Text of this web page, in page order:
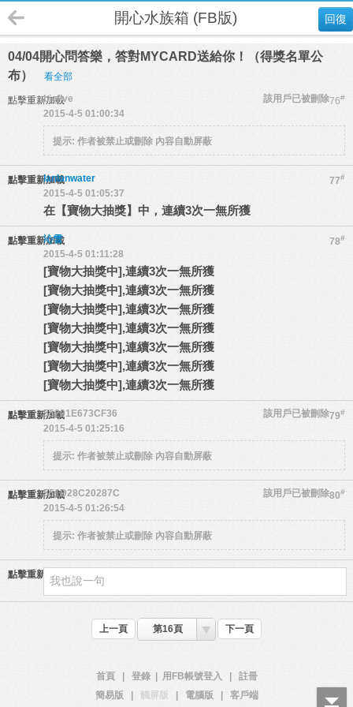
回復
開心水族箱 (FB版)
04/04開心問答樂，答對MYCARD送給你！（得獎名單公
布）
看全部
點擊重新加載 76#
biofive
該用戶已被刪除
2015-4-5 01:00:34
提示: 作者被禁止或刪除 內容自動屏蔽
點擊重新加載 77#
lanlanwater
2015-4-5 01:05:37
在【寶物大抽獎】中，連續3次一無所獲
點擊重新加載 78#
沁雪
2015-4-5 01:11:28
[寶物大抽獎中],連續3次一無所獲
[寶物大抽獎中],連續3次一無所獲
[寶物大抽獎中],連續3次一無所獲
[寶物大抽獎中],連續3次一無所獲
[寶物大抽獎中],連續3次一無所獲
[寶物大抽獎中],連續3次一無所獲
[寶物大抽獎中],連續3次一無所獲
點擊重新加載 79#
55201E673CF36
該用戶已被刪除
2015-4-5 01:25:16
提示: 作者被禁止或刪除 內容自動屏蔽
點擊重新加載 80#
551D28C20287C
該用戶已被刪除
2015-4-5 01:26:54
提示: 作者被禁止或刪除 內容自動屏蔽
點擊重新加載
上一頁 第16頁 下一頁
首頁 登錄 用FB帳號登入
註冊
簡易版
觸屏版 電腦版 客戶端